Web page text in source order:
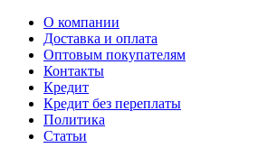
О компании
Доставка и оплата
Оптовым покупателям
Контакты
Кредит
Кредит без переплаты
Политика
Статьи